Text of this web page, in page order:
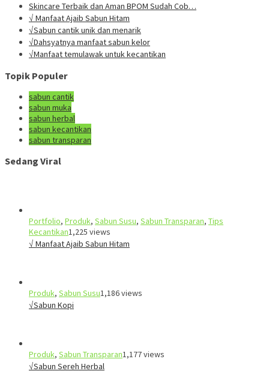
Skincare Terbaik dan Aman BPOM Sudah Cob…
√ Manfaat Ajaib Sabun Hitam
√Sabun cantik unik dan menarik
√Dahsyatnya manfaat sabun kelor
√Manfaat temulawak untuk kecantikan
Topik Populer
sabun cantik
sabun muka
sabun herbal
sabun kecantikan
sabun transparan
Sedang Viral
Portfolio, Produk, Sabun Susu, Sabun Transparan, Tips
Kecantikan1,225 views
√ Manfaat Ajaib Sabun Hitam
Produk, Sabun Susu1,186 views
√Sabun Kopi
Produk, Sabun Transparan1,177 views
√Sabun Sereh Herbal